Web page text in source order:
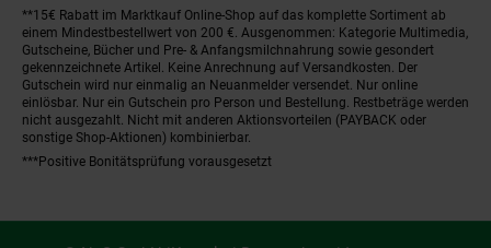
**15€ Rabatt im Marktkauf Online-Shop auf das komplette Sortiment ab
einem Mindestbestellwert von 200 €. Ausgenommen: Kategorie Multimedia,
Gutscheine, Bücher und Pre- & Anfangsmilchnahrung sowie gesondert
gekennzeichnete Artikel. Keine Anrechnung auf Versandkosten. Der
Gutschein wird nur einmalig an Neuanmelder versendet. Nur online
einlösbar. Nur ein Gutschein pro Person und Bestellung. Restbeträge werden
nicht ausgezahlt. Nicht mit anderen Aktionsvorteilen (PAYBACK oder
sonstige Shop-Aktionen) kombinierbar.
***Positive Bonitätsprüfung vorausgesetzt